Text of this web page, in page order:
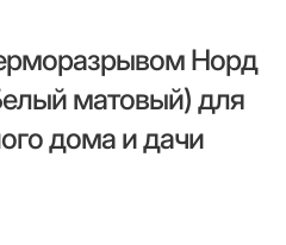
Норд
матовый) для
дома и дачи